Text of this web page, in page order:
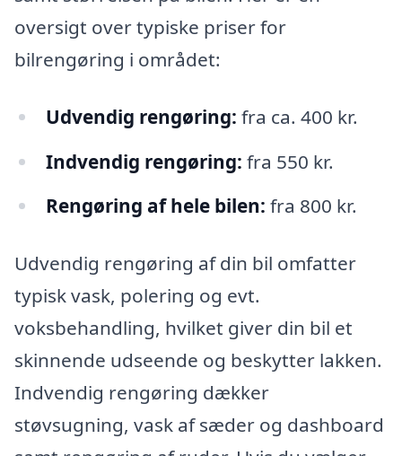
oversigt over typiske priser for
bilrengøring i området:
Udvendig rengøring: fra ca. 400 kr.
Indvendig rengøring: fra 550 kr.
Rengøring af hele bilen: fra 800 kr.
Udvendig rengøring af din bil omfatter
typisk vask, polering og evt.
voksbehandling, hvilket giver din bil et
skinnende udseende og beskytter lakken.
Indvendig rengøring dækker
støvsugning, vask af sæder og dashboard